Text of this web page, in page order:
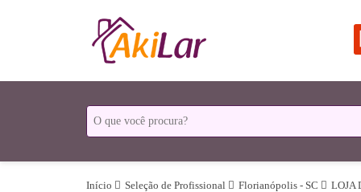
Início Seleção de Profissional Florianópolis - SC LOJA